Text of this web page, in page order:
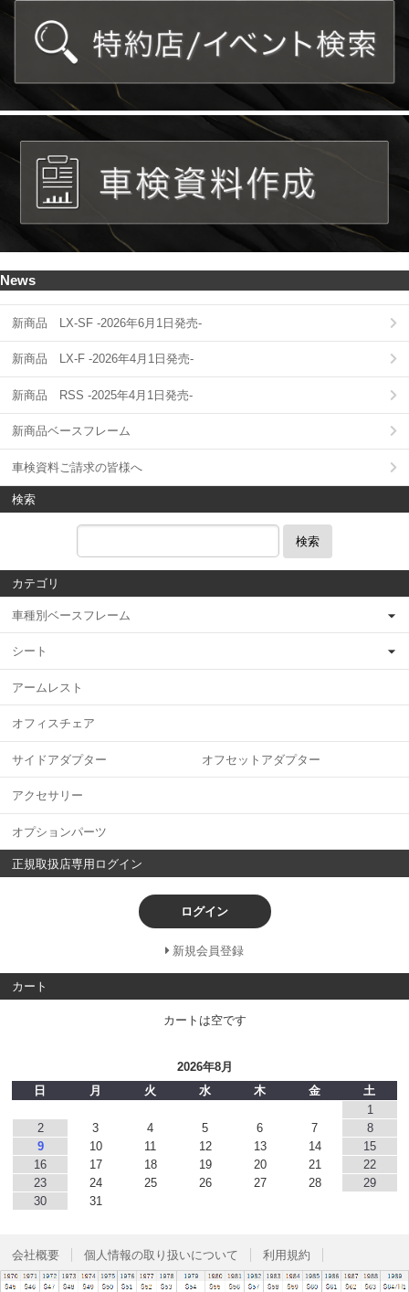
News
新商品 LX-SF -2026年6月1日発売-
新商品 LX-F -2026年4月1日発売-
新商品 RSS -2025年4月1日発売-
新商品ベースフレーム
車検資料ご請求の皆様へ
検索
検索
カテゴリ
車種別ベースフレーム
シート
アームレスト
オフィスチェア
サイドアダプター オフセットアダプター
アクセサリー
オプションパーツ
正規取扱店専用ログイン
ログイン
新規会員登録
カート
カートは空です
2026年8月
日
月 火 水 木 金
土
1
2
3 4 5 6 7
8
9
10 11 12 13 14
15
16
17 18 19 20 21
22
23
24 25 26 27 28
29
30
31
会社概要 個人情報の取り扱いについて 利用規約